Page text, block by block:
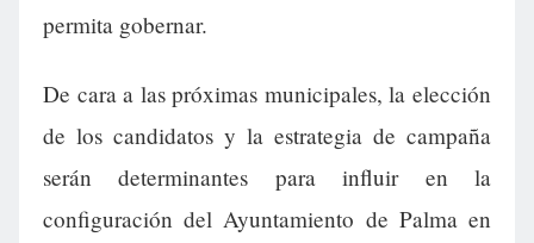
permita gobernar.
De cara a las próximas municipales, la elección
de los candidatos y la estrategia de campaña
serán determinantes para influir en la
configuración del Ayuntamiento de Palma en